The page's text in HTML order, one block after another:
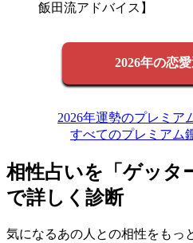
飯田流アドバイス】
2026年の恋
2026年運勢のプレミア
すべてのプレミアム
相性占いを「ゲッタ
で詳しく診断
気になるあの人との相性をもっ